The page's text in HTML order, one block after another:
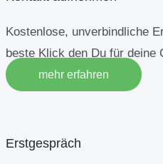
Kostenlose, unverbindliche
beste Klick den Du für deine
mehr erfahren
Erstgespräch